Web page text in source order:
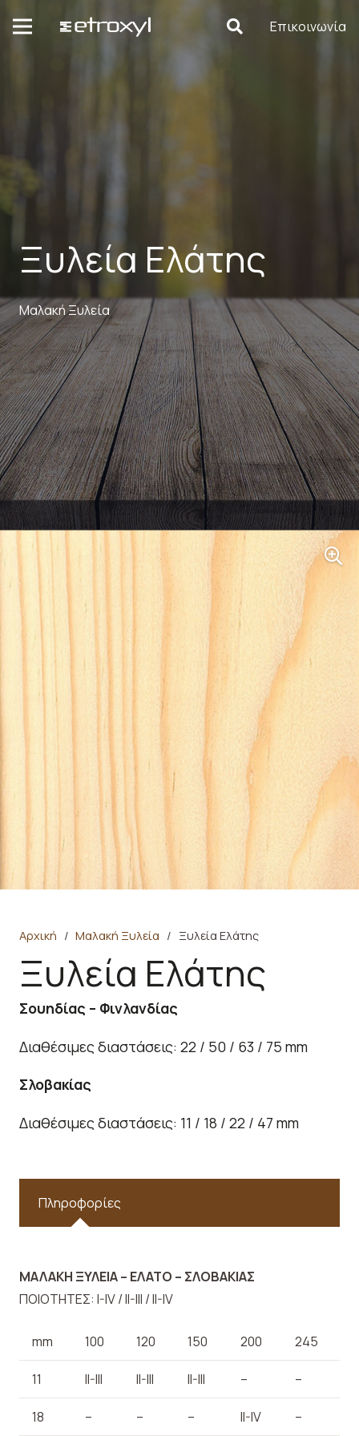
Επικοινωνία
Ξυλεία Ελάτης
Μαλακή Ξυλεία
Αρχική / Μαλακή Ξυλεία / Ξυλεία Ελάτης
Ξυλεία Ελάτης
Σουηδίας – Φινλανδίας
Διαθέσιμες διαστάσεις: 22 / 50 / 63 / 75 mm
Σλοβακίας
Διαθέσιμες διαστάσεις: 11 / 18 / 22 / 47 mm
Πληροφορίες
ΜΑΛΑΚΗ ΞΥΛΕΙΑ – ΕΛΑΤΟ – ΣΛΟΒΑΚΙΑΣ
ΠΟΙΟΤΗΤΕΣ: I-IV / II-III / II-IV
mm 100 120 150 200 245
11 II-III II-III II-III – –
18 – – – II-IV –